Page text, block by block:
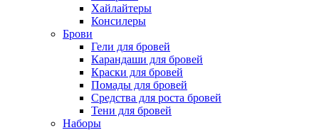
Хайлайтеры
Консилеры
Брови
Гели для бровей
Карандаши для бровей
Краски для бровей
Помады для бровей
Средства для роста бровей
Тени для бровей
Наборы